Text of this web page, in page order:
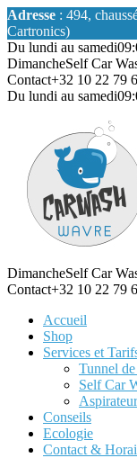
Adresse : 494,
Cartronics)
Du lundi au samedi
DimancheSelf Car
Contact+32 10 22 79
Du lundi au samedi
DimancheSelf Car
Contact+32 10 22 79
Accueil
Shop
Services et
Tunnel
Self Car
Conseils
Ecologie
Contact &